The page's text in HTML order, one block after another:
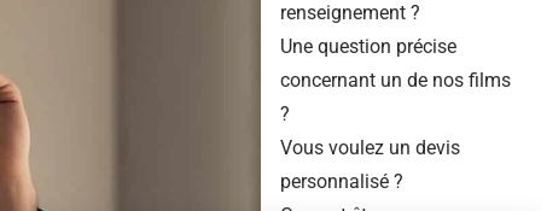
renseignement ?
Une question précise
concernant un de nos films
?
Vous voulez un devis
personnalisé ?